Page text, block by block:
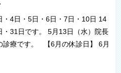
・4日・5日・6日・7日・10日 14
31日です。 5月13日（水）院長
診療です。 【6月の休診日】 6月